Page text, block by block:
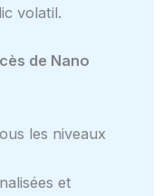
volatil.
de Nano
les niveaux
et